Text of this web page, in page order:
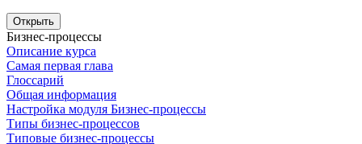
Открыть
Бизнес-процессы
Описание курса
Самая первая глава
Глоссарий
Общая информация
Настройка модуля Бизнес-процессы
Типы бизнес-процессов
Типовые бизнес-процессы